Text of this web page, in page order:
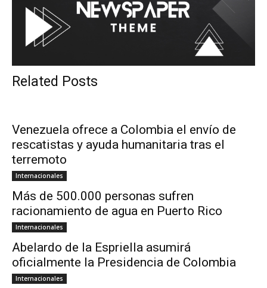
Related Posts
Venezuela ofrece a Colombia el envío de
rescatistas y ayuda humanitaria tras el
terremoto
Internacionales
Más de 500.000 personas sufren
racionamiento de agua en Puerto Rico
Internacionales
Abelardo de la Espriella asumirá
oficialmente la Presidencia de Colombia
Internacionales